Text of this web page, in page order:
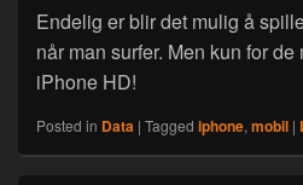
Endelig er blir det mulig å
når man surfer. Men kun for
iPhone HD!
Posted in Data | Tagged iphone, mobil |